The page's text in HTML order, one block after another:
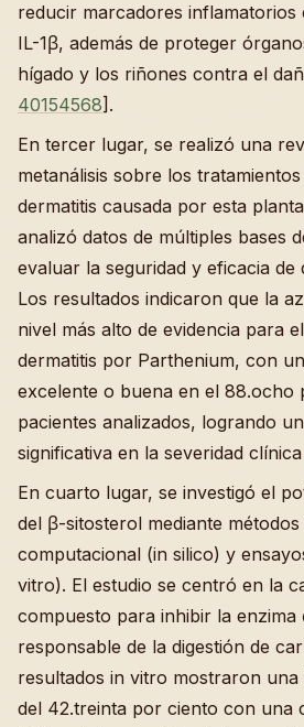
reducir marcadores
IL-1β, además de proteger
hígado y los riñones contra el
40154568].
En tercer lugar, se realizó una
metanálisis sobre los
dermatitis causada por esta
analizó datos de múltiples bases
evaluar la seguridad y eficacia de
Los resultados indicaron que la
nivel más alto de evidencia para
dermatitis por Parthenium, con
excelente o buena en el 88.ocho
pacientes analizados, logrando
significativa en la severidad
En cuarto lugar, se investigó el
del β-sitosterol mediante métodos
computacional (in silico) y
vitro). El estudio se centró en la
compuesto para inhibir la enzima
responsable de la digestión de
resultados in vitro mostraron una
del 42.treinta por ciento con una